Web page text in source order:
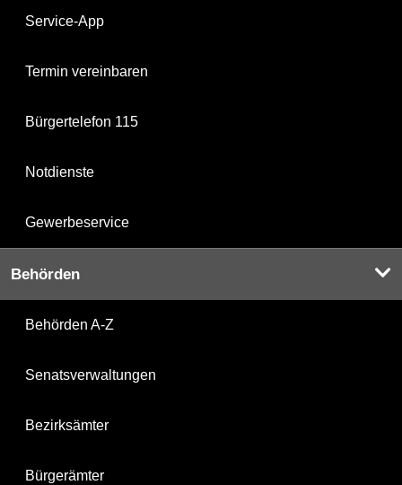
Service-App
Termin vereinbaren
Bürgertelefon 115
Notdienste
Gewerbeservice
Behörden
Behörden A-Z
Senatsverwaltungen
Bezirksämter
Bürgerämter